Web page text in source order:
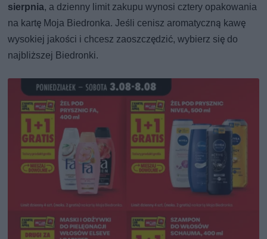
sierpnia, a dzienny limit zakupu wynosi cztery opakowania
na kartę Moja Biedronka. Jeśli cenisz aromatyczną kawę
wysokiej jakości i chcesz zaoszczędzić, wybierz się do
najbliższej Biedronki.